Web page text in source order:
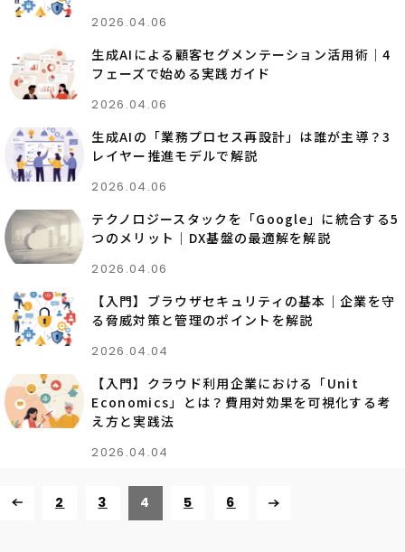
2026.04.06
生成AIによる顧客セグメンテーション活用術｜4
フェーズで始める実践ガイド
2026.04.06
生成AIの「業務プロセス再設計」は誰が主導？3
レイヤー推進モデルで解説
2026.04.06
テクノロジースタックを「Google」に統合する5
つのメリット｜DX基盤の最適解を解説
2026.04.06
【入門】ブラウザセキュリティの基本｜企業を守
る脅威対策と管理のポイントを解説
2026.04.04
【入門】クラウド利用企業における「Unit
Economics」とは？費用対効果を可視化する考
え方と実践法
2026.04.04
2 3 4 5 6